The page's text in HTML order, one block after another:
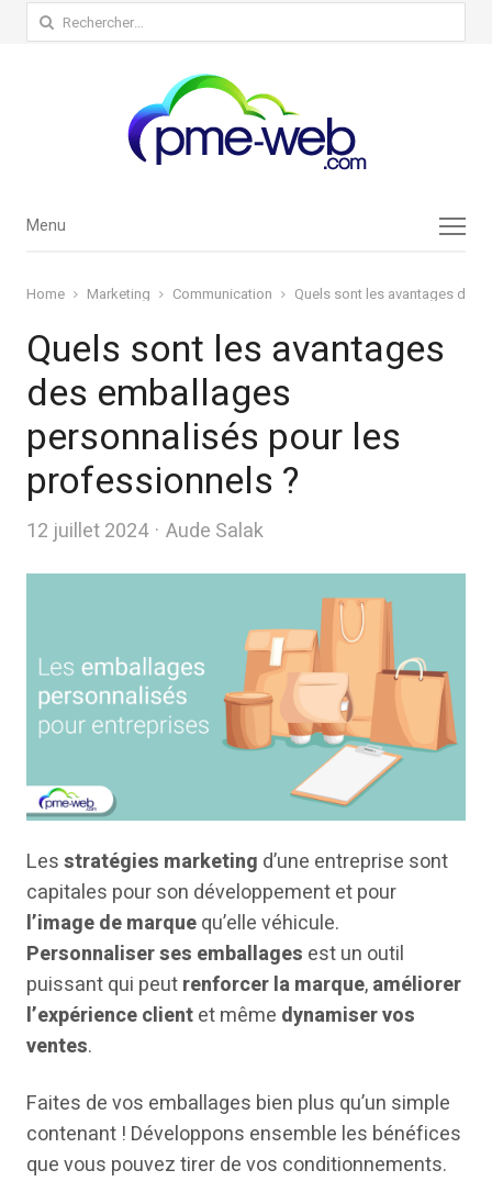
Rechercher :
Menu
Menu
Home Marketing Communication Quels sont les avantages des
Quels sont les avantages
des emballages
personnalisés pour les
professionnels ?
12 juillet 2024 Author
Aude Salak
Lesstratégies marketing d’une entreprise sont
capitales pour son développement et pour
l’image de marquequ’elle véhicule.
Personnaliser ses emballages est un outil
puissant qui peutrenforcer la marque,améliorer
l’expérience clientet même dynamiser vos
ventes.
Faites de vos emballages bien plus qu’un simple
contenant ! Développons ensemble les bénéfices
que vous pouvez tirer de vos conditionnements.